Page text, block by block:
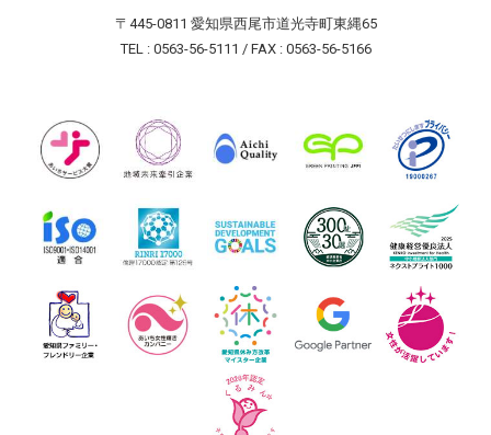
〒445-0811 愛知県西尾市道光寺町東縄65
TEL : 0563-56-5111 / FAX : 0563-56-5166